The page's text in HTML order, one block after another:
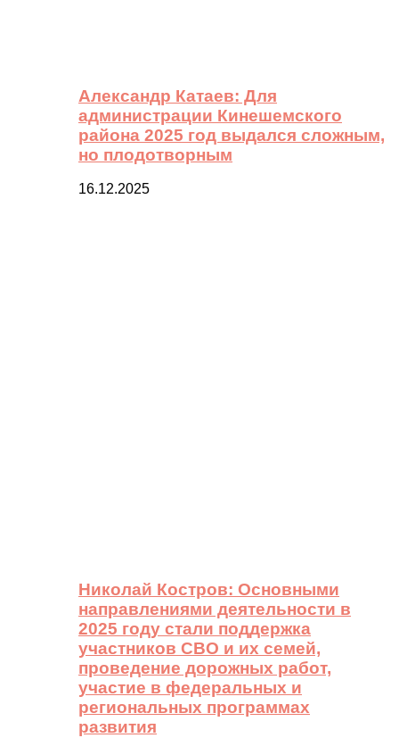
Александр Катаев: Для
администрации Кинешемского
района 2025 год выдался сложным,
но плодотворным
16.12.2025
Николай Костров: Основными
направлениями деятельности в
2025 году стали поддержка
участников СВО и их семей,
проведение дорожных работ,
участие в федеральных и
региональных программах
развития